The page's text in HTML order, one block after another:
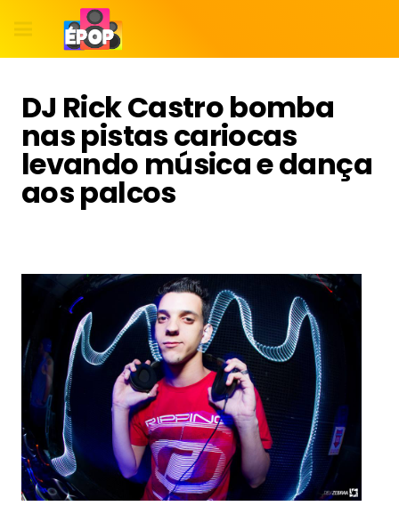
DJ Rick Castro bomba
nas pistas cariocas
levando música e dança
aos palcos